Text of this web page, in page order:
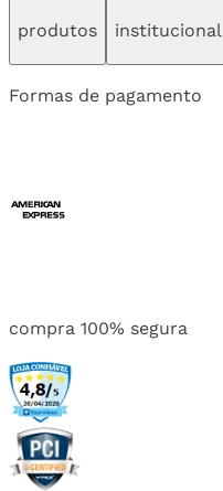
produtos institucional
Formas de pagamento
compra 100% segura